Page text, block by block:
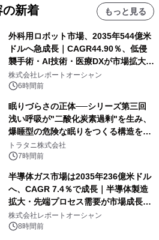
の新着 もっと見る
外科用ロボット市場、2035年544億米
ドルへ急成長｜CAGR44.90％、低侵
襲手術・AI技術・医療DXが市場拡大を
牽引
株式会社レポートオーシャン
6時間前
眠りづらさの正体──シリーズ第三回
浅い呼吸が"二酸化炭素過剰"を生み、
爆睡型の危険な眠りをつくる構造を解
説
トラタニ株式会社
7時間前
半導体ガス市場は2035年236億米ドル
へ、CAGR 7.4％で成長｜半導体製造
拡大・先端プロセス需要が市場成長を
加速
株式会社レポートオーシャン
8時間前